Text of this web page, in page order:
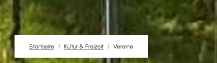
Startseite Kultur & Freizeit Vereine